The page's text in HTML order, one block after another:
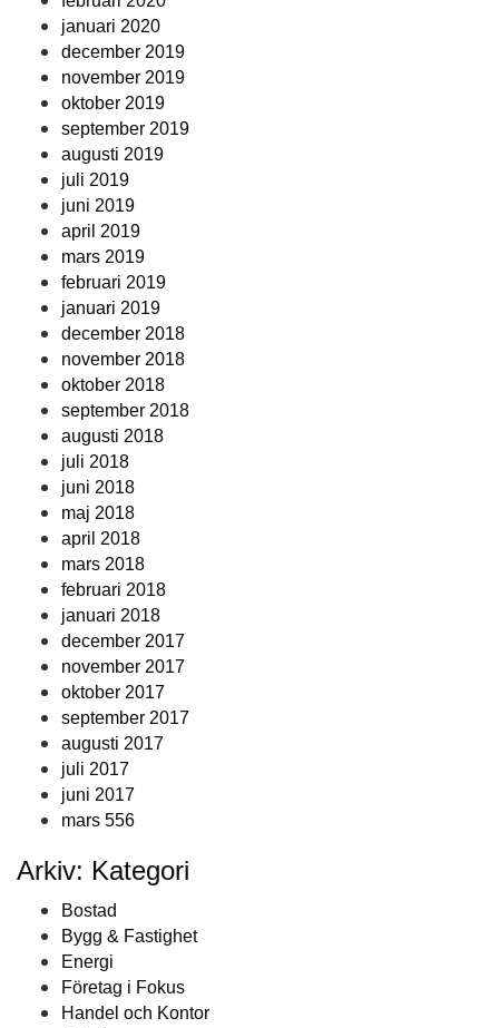
januari 2020
december 2019
november 2019
oktober 2019
september 2019
augusti 2019
juli 2019
juni 2019
april 2019
mars 2019
februari 2019
januari 2019
december 2018
november 2018
oktober 2018
september 2018
augusti 2018
juli 2018
juni 2018
maj 2018
april 2018
mars 2018
februari 2018
januari 2018
december 2017
november 2017
oktober 2017
september 2017
augusti 2017
juli 2017
juni 2017
mars 556
Arkiv: Kategori
Bostad
Bygg & Fastighet
Energi
Företag i Fokus
Handel och Kontor